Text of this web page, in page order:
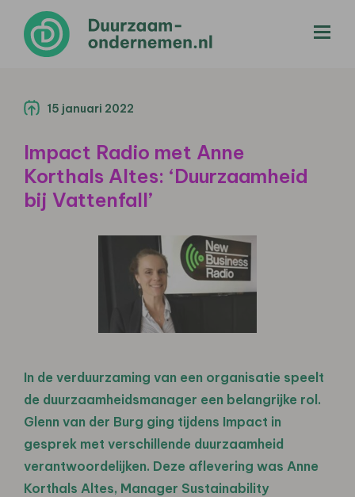
15 januari 2022
Impact Radio met Anne
Korthals Altes: ‘Duurzaamheid
bij Vattenfall’
In de verduurzaming van een organisatie speelt
de duurzaamheidsmanager een belangrijke rol.
Glenn van der Burg ging tijdens Impact in
gesprek met verschillende duurzaamheid
verantwoordelijken. Deze aflevering was Anne
Korthals Altes, Manager Sustainability